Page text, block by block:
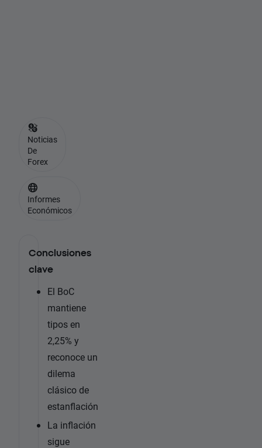
Conclusiones
clave
El BoC
mantiene
tipos en
2,25% y
reconoce un
dilema
clásico de
estanflación
La inflación
sigue
Noticias
De
Forex
Informes
Económicos